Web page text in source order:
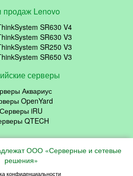
продаж Lenovo
SR630 V4
SR630 V3
SR250 V3
SR650 V3
серверы
Аквариус
OpenYard
Серверы iRU
QTECH
ООО «Серверные и сетевые
решения»
конфиденциальности